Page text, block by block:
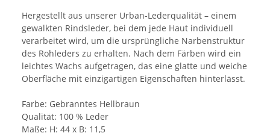
Hergestellt aus unserer Urban-Lederqualität – einem
gewalkten Rindsleder, bei dem jede Haut individuell
verarbeitet wird, um die ursprüngliche Narbenstruktur
des Rohleders zu erhalten. Nach dem Färben wird ein
leichtes Wachs aufgetragen, das eine glatte und weiche
Oberfläche mit einzigartigen Eigenschaften hinterlässt.
Farbe: Gebranntes Hellbraun
Qualität: 100 % Leder
Maße: H: 44 x B: 11,5